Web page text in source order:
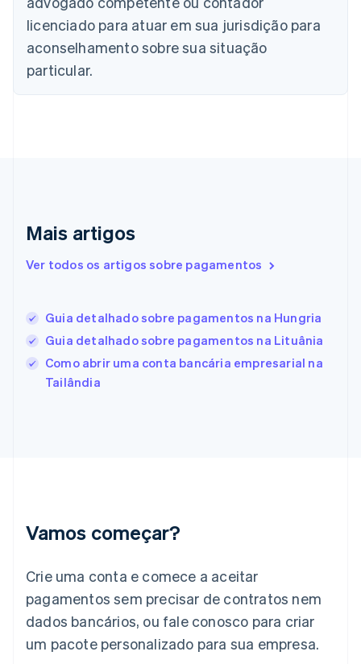
licenciado para atuar em sua jurisdição para
aconselhamento sobre sua situação
particular.
Mais artigos
Ver todos os artigos sobre pagamentos
Guia detalhado sobre pagamentos na Hungria
Guia detalhado sobre pagamentos na Lituânia
Como abrir uma conta bancária empresarial na
Tailândia
Vamos começar?
Crie uma conta e comece a aceitar
pagamentos sem precisar de contratos nem
dados bancários, ou fale conosco para criar
um pacote personalizado para sua empresa.
简体中文
Chipre
English
Croácia
EnglishItaliano
Dinamarca
Espanha
English
Estados Unidos
Finlândia
English Svenska
França
Gibraltar
English
Italiano English
日本語English
Letônia
Liechtenstein